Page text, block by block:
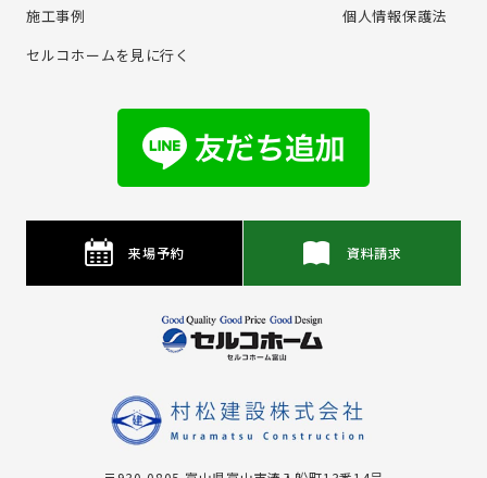
施⼯事例
セルコホームを⾒に⾏く
個⼈情報保護法
来場予約 資料請求